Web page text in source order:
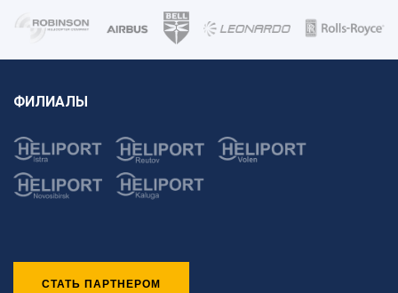
ФИЛИАЛЫ
СТАТЬ ПАРТНЕРОМ